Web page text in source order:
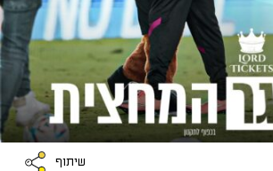
שיתוף